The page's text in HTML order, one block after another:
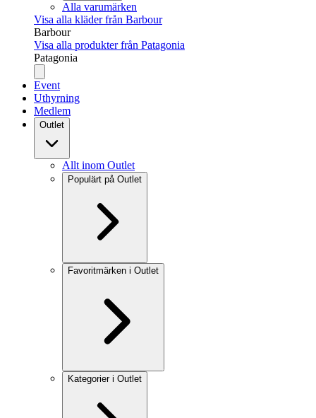
Alla varumärken
Visa alla kläder från Barbour
Barbour
Visa alla produkter från Patagonia
Patagonia
Event
Uthyrning
Medlem
Outlet
Allt inom Outlet
Populärt på Outlet
Favoritmärken i Outlet
Kategorier i Outlet